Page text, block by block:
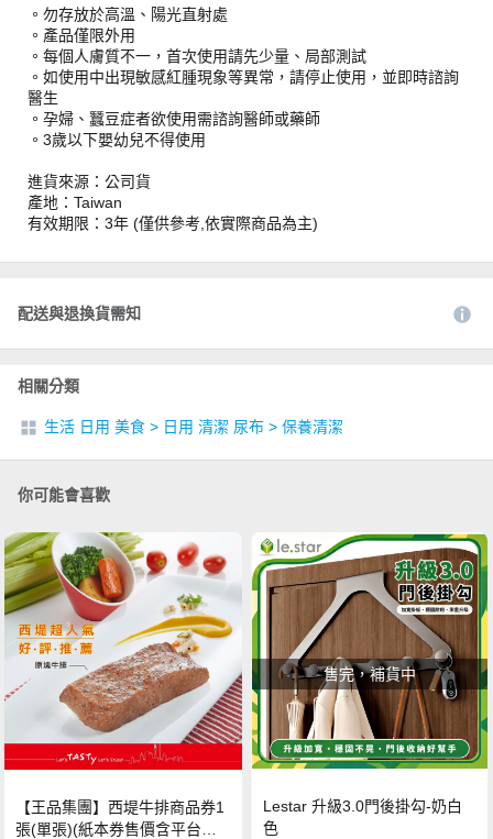
。勿存放於高溫、陽光直射處
。產品僅限外用
。每個人膚質不一，首次使用請先少量、局部測試
。如使用中出現敏感紅腫現象等異常，請停止使用，並即時諮詢
醫生
。孕婦、蠶豆症者欲使用需諮詢醫師或藥師
。3歲以下嬰幼兒不得使用
進貨來源：公司貨
產地：Taiwan
有效期限：3年 (僅供參考,依實際商品為主)
配送與退換貨需知
相關分類
生活 日用 美食 > 日用 清潔 尿布 > 保養清潔
你可能會喜歡
【王品集團】西堤牛排商品券1
張(單張)(紙本券售價含平台物
售完，補貨中
Lestar 升級3.0門後掛勾-奶白
色